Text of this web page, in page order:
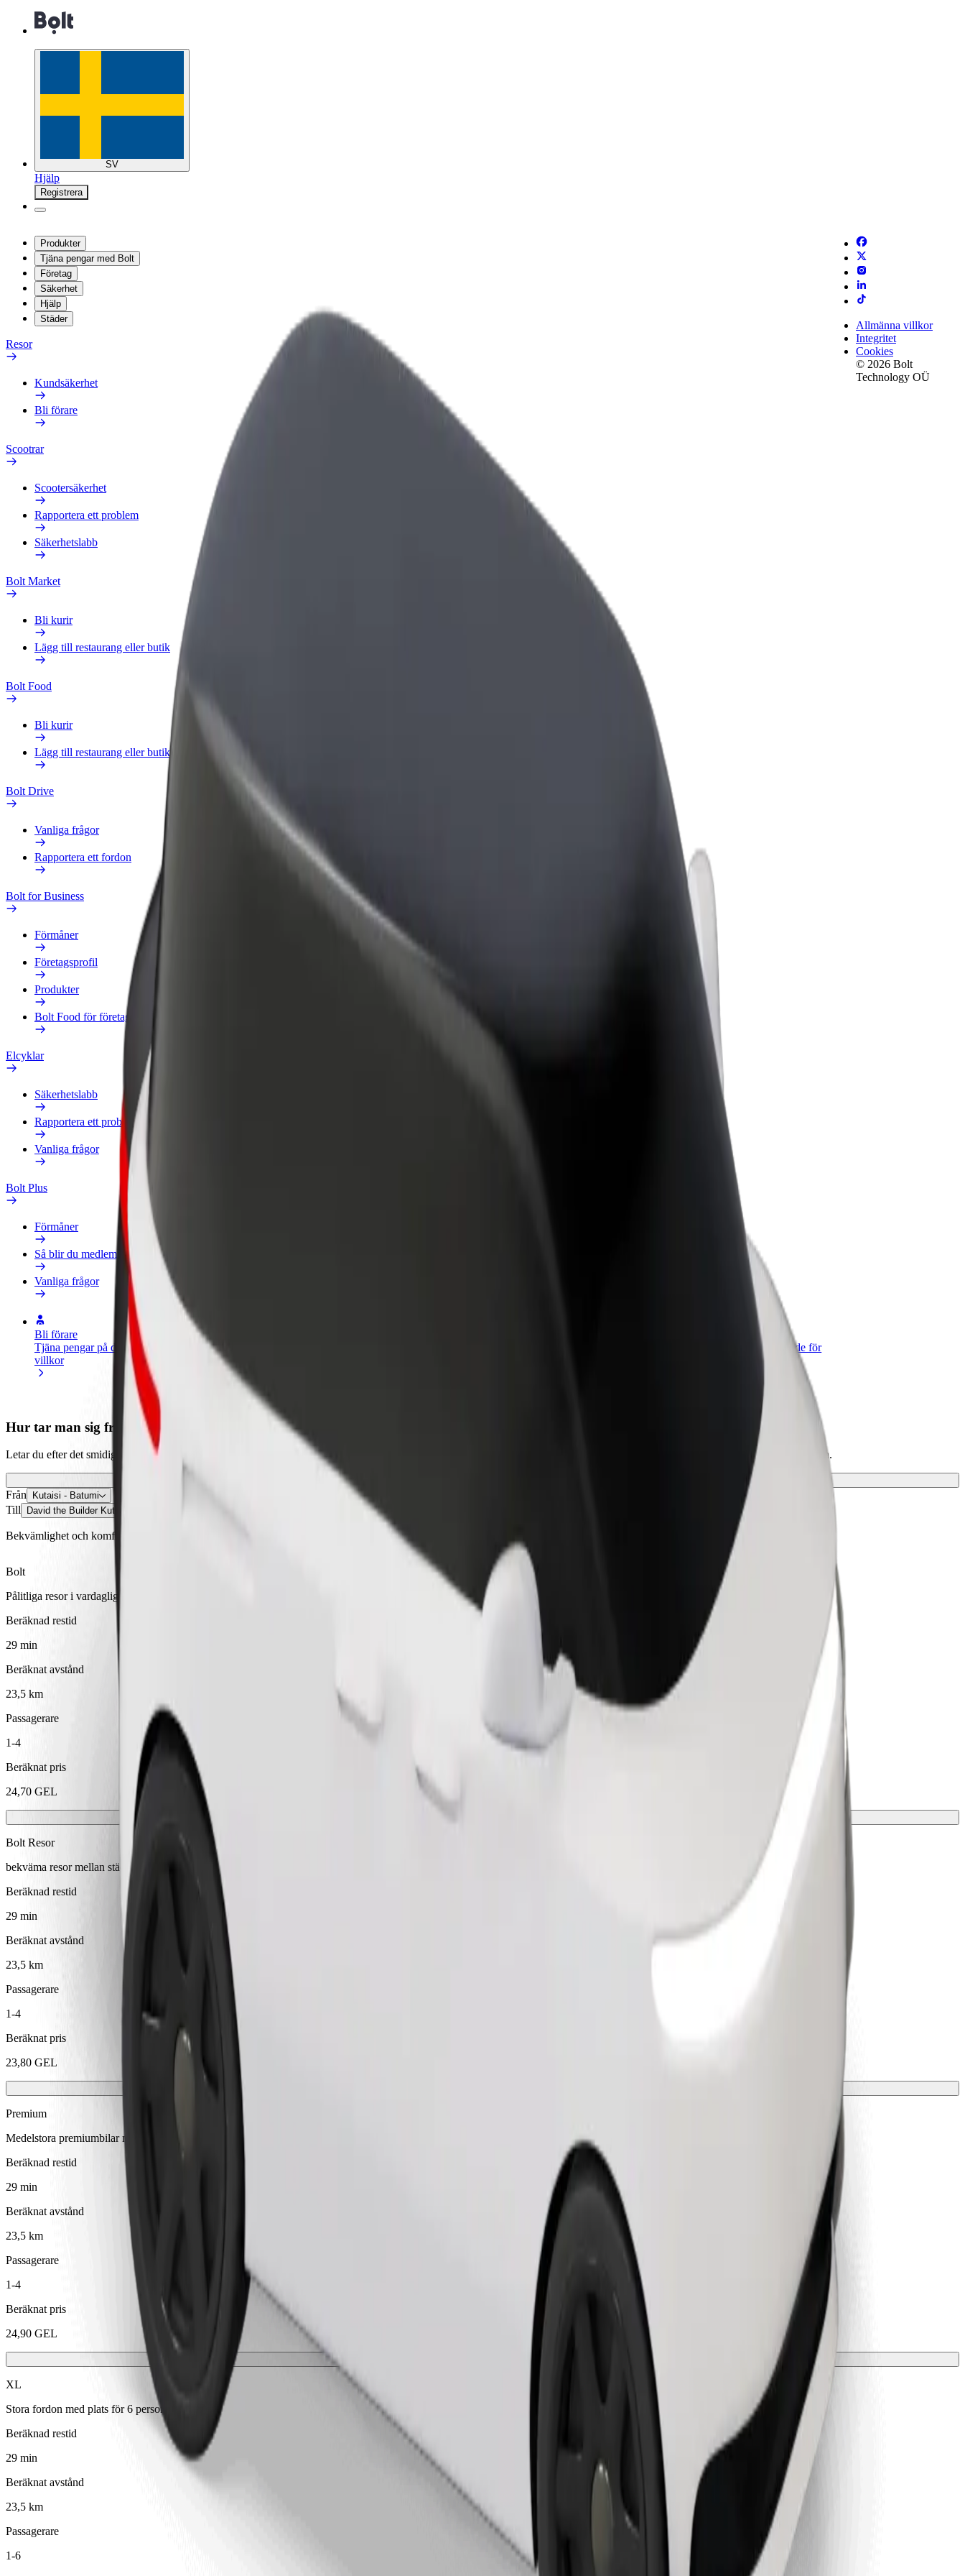
SV
Hjälp
Registrera
Produkter
Tjäna pengar med Bolt
Företag
Säkerhet
Hjälp
Städer
Resor
Kundsäkerhet
Bli förare
Scootrar
Scootersäkerhet
Rapportera ett problem
Säkerhetslabb
Bolt Market
Bli kurir
Lägg till restaurang eller butik
Bolt Food
Bli kurir
Lägg till restaurang eller butik
Bolt Drive
Vanliga frågor
Rapportera ett fordon
Bolt for Business
Förmåner
Företagsprofil
Produkter
Bolt Food för företag
Elcyklar
Säkerhetslabb
Rapportera ett problem
Vanliga frågor
Bolt Plus
Förmåner
Så blir du medlem
Vanliga frågor
Bli förare
Tjäna pengar på dina egna
villkor
Leverera mat och få betalt
Bolts produkter och tjänster anpassade för
Allmänna villkor
Integritet
Cookies
© 2026 Bolt
Technology OÜ
Hur tar man sig från Kutaisi - Batumi till David the Builder Kutaisi International Airport
Letar du efter det smidigaste sättet att ta sig från Kutaisi - Batumi till David the Builder Kutaisi International Airport? Kolla in våra tjänster och hitta den perfekta lösningen för din resa.
Från Kutaisi - Batumi
Till David the Builder Kutaisi International Airport
Bekvämlighet och komfort är bara några knapptryck bort!
Bolt
Pålitliga resor i vardagliga medelstora bilar.
Beräknad restid
29 min
Beräknat avstånd
23,5 km
Passagerare
1-4
Beräknat pris
24,70 GEL
Bolt Resor
bekväma resor mellan städer
Beräknad restid
29 min
Beräknat avstånd
23,5 km
Passagerare
1-4
Beräknat pris
23,80 GEL
Premium
Medelstora premiumbilar med högklassig utrustning
Beräknad restid
29 min
Beräknat avstånd
23,5 km
Passagerare
1-4
Beräknat pris
24,90 GEL
XL
Stora fordon med plats för 6 personer
Beräknad restid
29 min
Beräknat avstånd
23,5 km
Passagerare
1-6